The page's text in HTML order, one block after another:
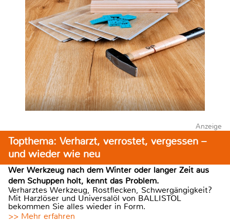
Anzeige
Topthema: Verharzt, verrostet, vergessen –
und wieder wie neu
Wer Werkzeug nach dem Winter oder langer Zeit aus
dem Schuppen holt, kennt das Problem.
Verharztes Werkzeug, Rostflecken, Schwergängigkeit?
Mit Harzlöser und Universalöl von BALLISTOL
bekommen Sie alles wieder in Form.
>> Mehr erfahren